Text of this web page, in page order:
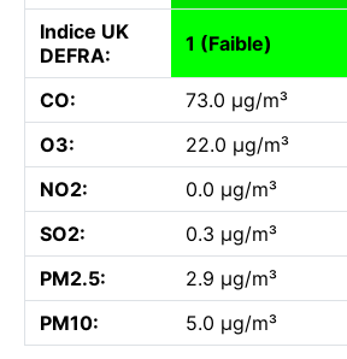
Indice UK
DEFRA:
1 (Faible)
CO:
73.0 µg/m³
O3:
22.0 µg/m³
NO2:
0.0 µg/m³
SO2:
0.3 µg/m³
PM2.5:
2.9 µg/m³
PM10:
5.0 µg/m³